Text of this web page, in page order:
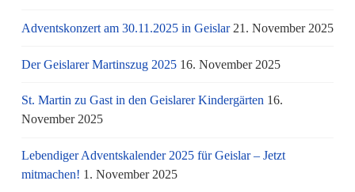
Adventskonzert am 30.11.2025 in Geislar 21. November 2025
Der Geislarer Martinszug 2025 16. November 2025
St. Martin zu Gast in den Geislarer Kindergärten 16.
November 2025
Lebendiger Adventskalender 2025 für Geislar – Jetzt
mitmachen! 1. November 2025